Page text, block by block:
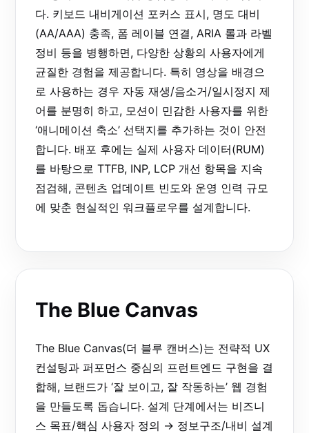
다. 키보드 내비게이션 포커스 표시, 명도 대비
(AA/AAA) 충족, 폼 레이블 연결, ARIA 롤과 라벨
정비 등을 병행하면, 다양한 상황의 사용자에게
균질한 경험을 제공합니다. 특히 영상을 배경으
로 사용하는 경우 자동 재생/음소거/일시정지 제
어를 분명히 하고, 모션이 민감한 사용자를 위한
‘애니메이션 축소’ 선택지를 추가하는 것이 안전
합니다. 배포 후에는 실제 사용자 데이터(RUM)
를 바탕으로 TTFB, INP, LCP 개선 항목을 지속
점검해, 콘텐츠 업데이트 빈도와 운영 인력 규모
에 맞춘 현실적인 워크플로우를 설계합니다.
The Blue Canvas
The Blue Canvas(더 블루 캔버스)는 전략적 UX
컨설팅과 퍼포먼스 중심의 프런트엔드 구현을 결
합해, 브랜드가 ‘잘 보이고, 잘 작동하는’ 웹 경험
을 만들도록 돕습니다. 설계 단계에서는 비즈니
스 목표/핵심 사용자 정의 → 정보구조/내비 설계